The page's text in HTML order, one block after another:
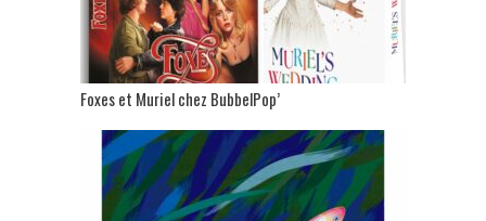
Foxes et Muriel chez BubbelPop’